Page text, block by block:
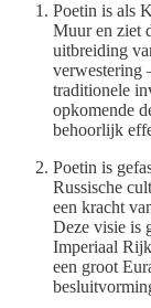
Poetin is als
Muur en ziet
uitbreiding
verwestering
traditionele
opkomende
behoorlijk
Poetin is
Russische
een kracht
Deze visie is
Imperiaal
een groot